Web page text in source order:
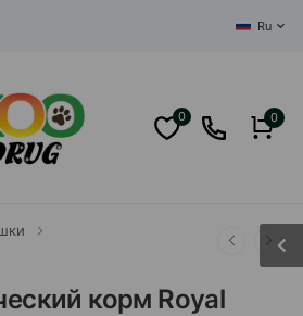
Ru
0 0
корм Royal